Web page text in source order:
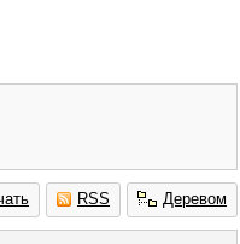
RSS Деревом